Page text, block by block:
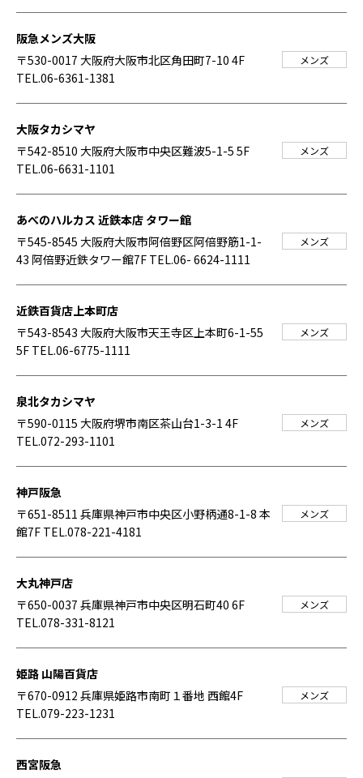
阪急メンズ大阪
〒530-0017 大阪府大阪市北区角田町7-10 4F
TEL.06-6361-1381
メンズ
大阪タカシマヤ
〒542-8510 大阪府大阪市中央区難波5-1-5 5F
TEL.06-6631-1101
メンズ
あべのハルカス 近鉄本店 タワー館
〒545-8545 大阪府大阪市阿倍野区阿倍野筋1-1-
43 阿倍野近鉄タワー館7F TEL.06- 6624-1111
メンズ
近鉄百貨店上本町店
〒543-8543 大阪府大阪市天王寺区上本町6-1-55
5F TEL.06-6775-1111
メンズ
泉北タカシマヤ
〒590-0115 大阪府堺市南区茶山台1-3-1 4F
TEL.072-293-1101
メンズ
神戸阪急
〒651-8511 兵庫県神戸市中央区小野柄通8-1-8 本
館7F TEL.078-221-4181
メンズ
大丸神戸店
〒650-0037 兵庫県神戸市中央区明石町40 6F
TEL.078-331-8121
メンズ
姫路 山陽百貨店
〒670-0912 兵庫県姫路市南町１番地 西館4F
TEL.079-223-1231
メンズ
西宮阪急